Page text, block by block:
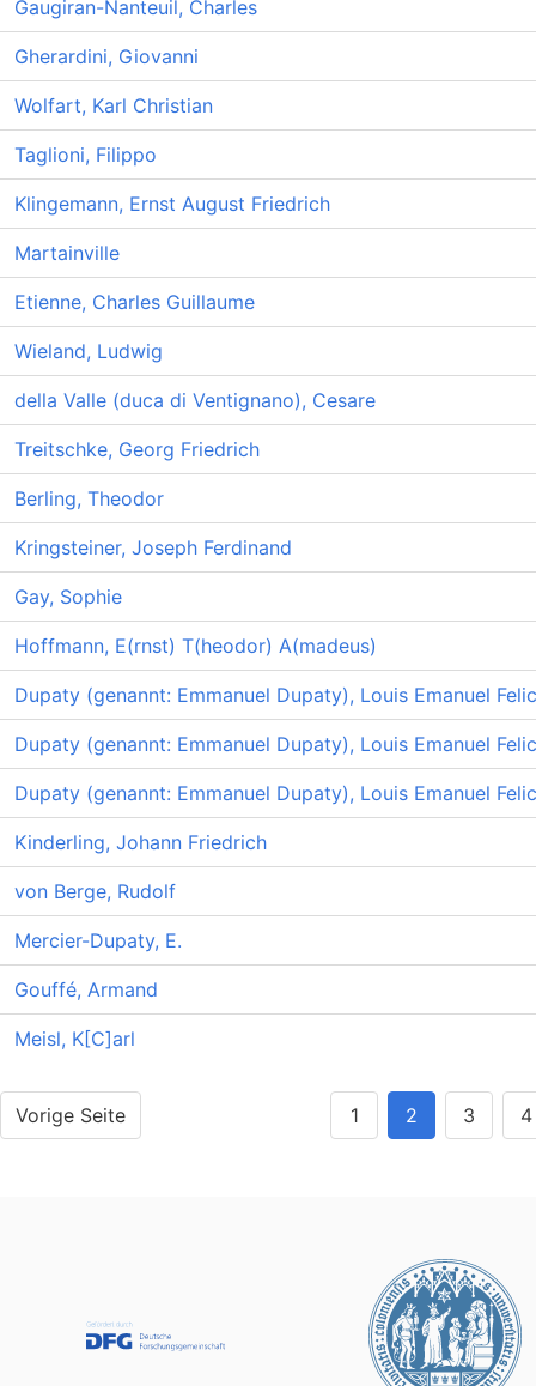
Gaugiran-Nanteuil, Charles
Gherardini, Giovanni
Wolfart, Karl Christian
Taglioni, Filippo
Klingemann, Ernst August Friedrich
Martainville
Etienne, Charles Guillaume
Wieland, Ludwig
della Valle (duca di Ventignano), Cesare
Treitschke, Georg Friedrich
Berling, Theodor
Kringsteiner, Joseph Ferdinand
Gay, Sophie
Hoffmann, E(rnst) T(heodor) A(madeus)
Dupaty (genannt: Emmanuel Dupaty), Louis Emanuel
Dupaty (genannt: Emmanuel Dupaty), Louis Emanuel
Dupaty (genannt: Emmanuel Dupaty), Louis Emanuel
Kinderling, Johann Friedrich
von Berge, Rudolf
Mercier-Dupaty, E.
Gouffé, Armand
Meisl, K[C]arl
Vorige Seite 1 2 3 4